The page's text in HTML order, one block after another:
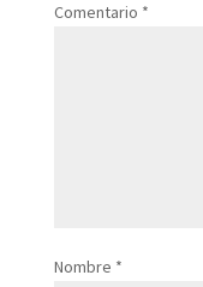
Comentario *
Nombre *